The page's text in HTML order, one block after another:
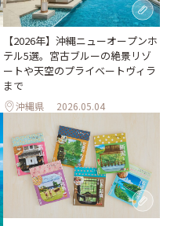
【2026年】沖縄ニューオープンホ
テル5選。宮古ブルーの絶景リゾ
ートや天空のプライベートヴィラ
まで
沖縄県 2026.05.04